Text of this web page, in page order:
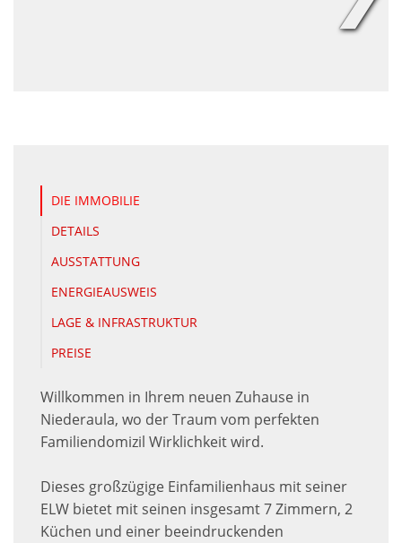
DIE IMMOBILIE
DETAILS
AUSSTATTUNG
ENERGIEAUSWEIS
LAGE & INFRASTRUKTUR
PREISE
Willkommen in Ihrem neuen Zuhause in
Niederaula, wo der Traum vom perfekten
Familiendomizil Wirklichkeit wird.
Dieses großzügige Einfamilienhaus mit seiner
ELW bietet mit seinen insgesamt 7 Zimmern, 2
Küchen und einer beeindruckenden